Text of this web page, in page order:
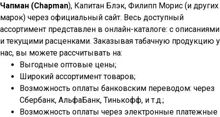
Чапман (Chapman), Капитан Блэк, Филипп Морис (и других
марок) через официальный сайт. Весь доступный
ассортимент представлен в онлайн-каталоге: с описаниями
и текущими расценками. Заказывая табачную продукцию у
нас, вы можете рассчитывать на:
Выгодные оптовые цены;
Широкий ассортимент товаров;
Возможность оплаты банковским переводом: через
Сбербанк, АльфаБанк, Тинькофф, и т.д.;
Возможность оплаты через электронные платежные